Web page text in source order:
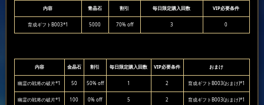
内容 青晶石 割引 毎日限定購入回数 VIP必要条件
育成ギフトB003*1 5000 70% off 3 0
内容 金晶石 割引 毎日限定購入回数 VIP必要条件 おまけ
幽霊の戦将の破片*1 50 50% off 1 2 育成ギフトB003(おまけ)*1
幽霊の戦将の破片*1 100 0% off 5 2 育成ギフトB003(おまけ)*1